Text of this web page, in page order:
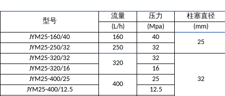
型号
流量 压力
柱塞直径
(L/h)
(Mpa)
(mm)
JYM25-160/40
160 40
25
JYM25-250/32 250
32
JYM25-320/32
320
32
32
JYM25-320/16
16
JYM25-400/25
400
25
JYM25-400/12.5
12.5